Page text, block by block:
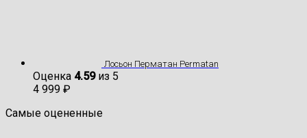
Лосьон Перматан Permatan
Оценка 4.59из 5
4 999 ₽
Самые оцененные